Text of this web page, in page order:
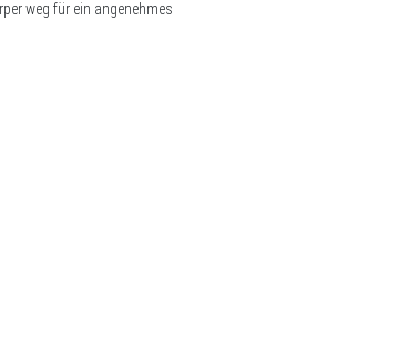
weg für ein angenehmes